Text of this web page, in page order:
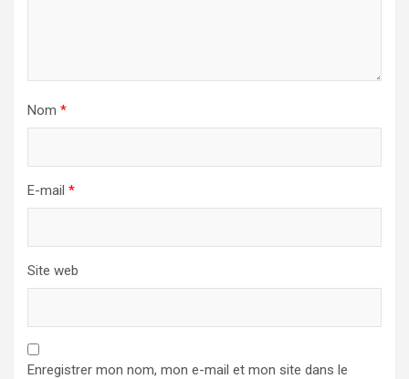
Nom *
E-mail *
Site web
Enregistrer mon nom, mon e-mail et mon site dans le